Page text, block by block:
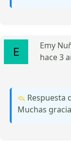
Emy
hace 3
Respuesta
Muchas